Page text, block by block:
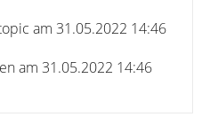
am 31.05.2022 14:46
am 31.05.2022 14:46